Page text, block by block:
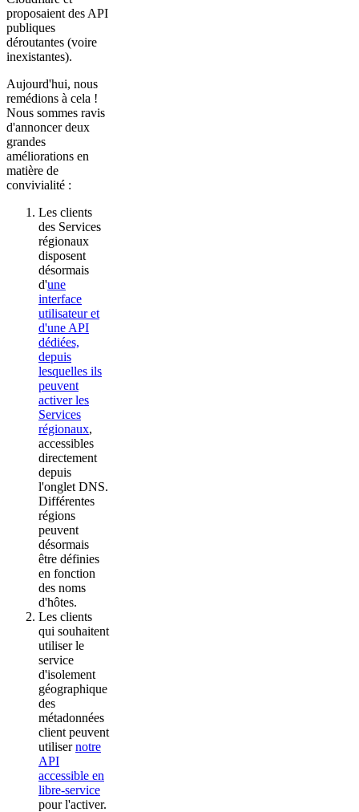
proposaient des API
publiques
déroutantes (voire
inexistantes).
Aujourd'hui, nous
remédions à cela !
Nous sommes ravis
d'annoncer deux
grandes
améliorations en
matière de
convivialité :
Les clients
des Services
régionaux
disposent
désormais
d'une
interface
utilisateur et
d'une API
dédiées,
depuis
lesquelles ils
peuvent
activer les
Services
régionaux,
accessibles
directement
depuis
l'onglet DNS.
Différentes
régions
peuvent
désormais
être définies
en fonction
des noms
d'hôtes.
Les clients
qui souhaitent
utiliser le
service
d'isolement
géographique
des
métadonnées
client peuvent
utilisernotre
API
accessible en
libre-service
pour l'activer.